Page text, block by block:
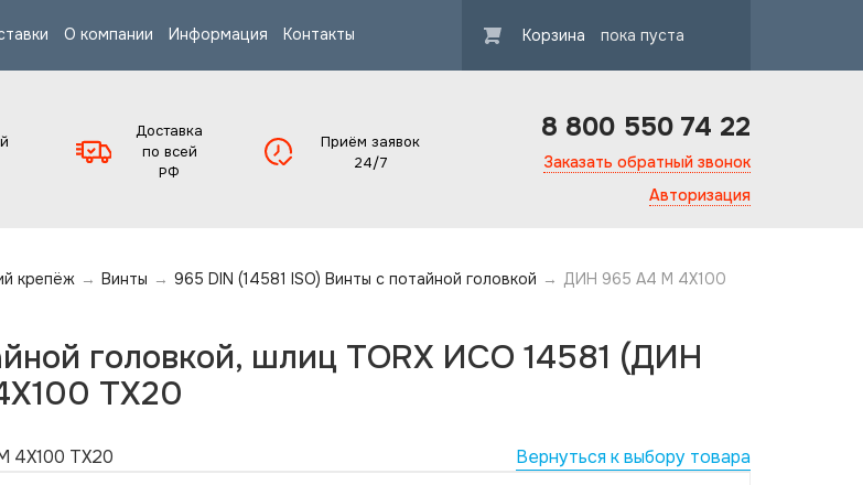
О компании Информация Контакты Корзина пока пуста
Доставка
по всей
РФ
Приём заявок
24/7
8 800 550 74 22
Заказать обратный звонок
Авторизация
крепёж → Винты → 965 DIN (14581 ISO) Винты с потайной головкой → ДИН 965 А4 M 4X100
головкой, шлиц TORX ИСО 14581 (ДИН
TX20
TX20 Вернуться к выбору товара